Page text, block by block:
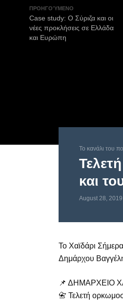
ΠΡΟΗΓΟΎΜΕΝΟ
Case study: Ο Σύριζα και οι
νέες προκλήσεις σε Ελλάδα
και Ευρώπη
Το κανάλι του
και
August 28, 2019
To Χαϊδάρι
Δημάρχου
📌 ΔΗΜΑΡΧΕΙΟ
📇 Τελετή